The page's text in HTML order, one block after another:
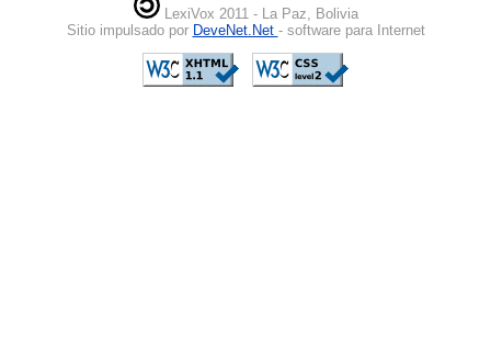
LexiVox 2011 - La Paz, Bolivia
Sitio impulsado por DeveNet.Net - software para Internet